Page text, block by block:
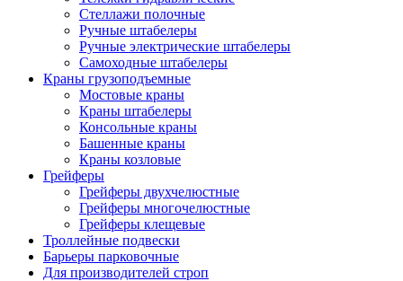
Cтеллажи полочные
Ручные штабелеры
Ручные электрические штабелеры
Самоходные штабелеры
Краны грузоподъемные
Мостовые краны
Краны штабелеры
Консольные краны
Башенные краны
Краны козловые
Грейферы
Грейферы двухчелюстные
Грейферы многочелюстные
Грейферы клещевые
Троллейные подвески
Барьеры парковочные
Для производителей строп